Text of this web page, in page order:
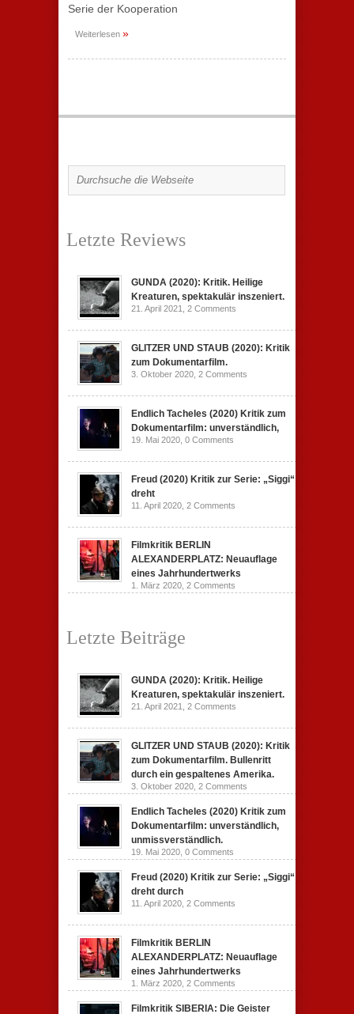
Serie der Kooperation
Weiterlesen »
Letzte Reviews
GUNDA (2020): Kritik. Heilige
Kreaturen, spektakulär inszeniert.
21. April 2021, 2 Comments
GLITZER UND STAUB (2020): Kritik
zum Dokumentarfilm.
3. Oktober 2020, 2 Comments
Endlich Tacheles (2020) Kritik zum
Dokumentarfilm: unverständlich,
19. Mai 2020, 0 Comments
Freud (2020) Kritik zur Serie: „Siggi“
dreht
11. April 2020, 2 Comments
Filmkritik BERLIN
ALEXANDERPLATZ: Neuauflage
eines Jahrhundertwerks
1. März 2020, 2 Comments
Letzte Beiträge
GUNDA (2020): Kritik. Heilige
Kreaturen, spektakulär inszeniert.
21. April 2021, 2 Comments
GLITZER UND STAUB (2020): Kritik
zum Dokumentarfilm. Bullenritt
durch ein gespaltenes Amerika.
3. Oktober 2020, 2 Comments
Endlich Tacheles (2020) Kritik zum
Dokumentarfilm: unverständlich,
unmissverständlich.
19. Mai 2020, 0 Comments
Freud (2020) Kritik zur Serie: „Siggi“
dreht durch
11. April 2020, 2 Comments
Filmkritik BERLIN
ALEXANDERPLATZ: Neuauflage
eines Jahrhundertwerks
1. März 2020, 2 Comments
Filmkritik SIBERIA: Die Geister